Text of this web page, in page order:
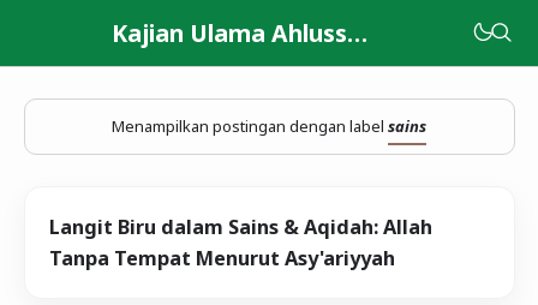
Kajian Ulama Ahlussunnah
Menampilkan postingan dengan label sains
Langit Biru dalam Sains & Aqidah: Allah
Tanpa Tempat Menurut Asy'ariyyah